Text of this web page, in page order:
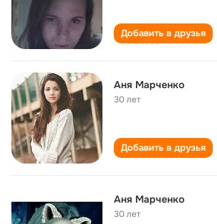
Добавить в друзья
Аня Марченко
30 лет
Добавить в друзья
Аня Марченко
30 лет